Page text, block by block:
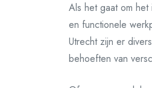
Als het gaat om
en functionele
Utrecht zijn er
behoeften van